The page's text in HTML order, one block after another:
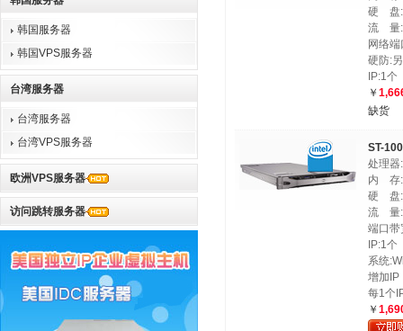
韩国服务器
韩国VPS服务器
台湾服务器
台湾服务器
台湾VPS服务器
欧洲VPS服务器
访问跳转服务器
硬 盘
流 量
网络
硬防:
IP:1个
￥
缺货
ST-
处理
内 存
硬 盘
流 量
端口带
IP:1个
系统
增加IP
每1个
￥